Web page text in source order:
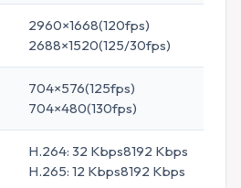
2960×1668(120fps)
2688×1520(125/30fps)
704×576(125fps)
704×480(130fps)
H.264: 32 Kbps8192 Kbps
H.265: 12 Kbps8192 Kbps